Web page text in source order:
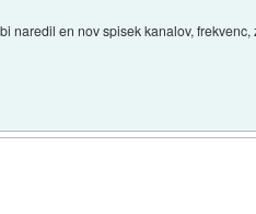
naredil en nov spisek kanalov,